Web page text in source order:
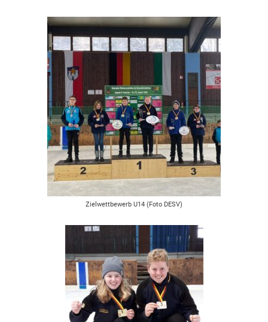
Zielwettbewerb U14 (Foto DESV)